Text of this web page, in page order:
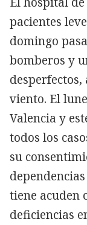
pacientes
domingo
bomberos y
desperfectos,
viento. El
Valencia y
todos los
su
tiene acuden
deficiencias